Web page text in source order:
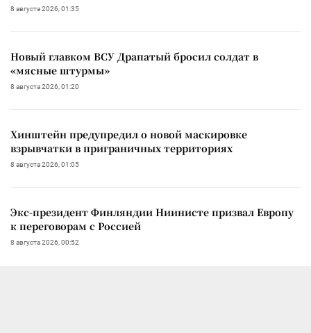
8 августа 2026, 01:35
Новый главком ВСУ Драпатый бросил солдат в
«мясные штурмы»
8 августа 2026, 01:20
Хинштейн предупредил о новой маскировке
взрывчатки в приграничных территориях
8 августа 2026, 01:05
Экс-президент Финляндии Ниинисте призвал Европу
к переговорам с Россией
8 августа 2026, 00:52